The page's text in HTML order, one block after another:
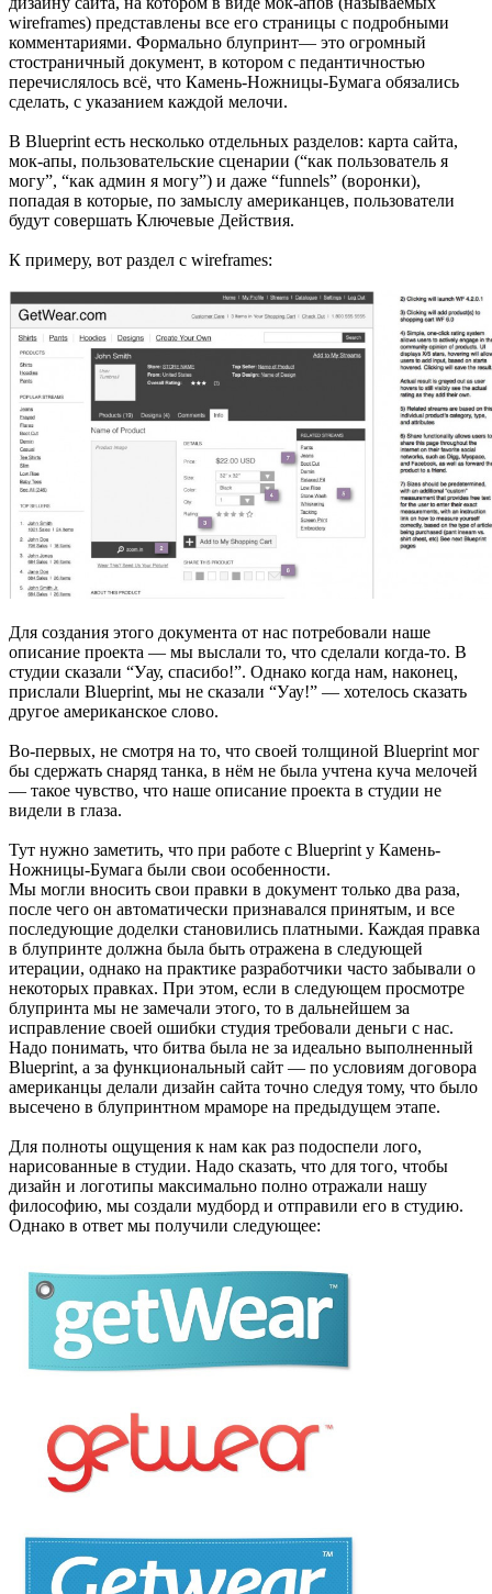
wireframes) представлены все его страницы с подробными
комментариями. Формально блупринт— это огромный
стостраничный документ, в котором с педантичностью
перечислялось всё, что Камень-Ножницы-Бумага обязались
сделать, с указанием каждой мелочи.
В Blueprint есть несколько отдельных разделов: карта сайта,
мок-апы, пользовательские сценарии (“как пользователь я
могу”, “как админ я могу”) и даже “funnels” (воронки),
попадая в которые, по замыслу американцев, пользователи
будут совершать Ключевые Действия.
К примеру, вот раздел с wireframes:
Для создания этого документа от нас потребовали наше
описание проекта — мы выслали то, что сделали когда-то. В
студии сказали “Уау, спасибо!”. Однако когда нам, наконец,
прислали Blueprint, мы не сказали “Уау!” — хотелось сказать
другое американское слово.
Во-первых, не смотря на то, что своей толщиной Blueprint мог
бы сдержать снаряд танка, в нём не была учтена куча мелочей
— такое чувство, что наше описание проекта в студии не
видели в глаза.
Тут нужно заметить, что при работе с Blueprint у Камень-
Ножницы-Бумага были свои особенности.
Мы могли вносить свои правки в документ только два раза,
после чего он автоматически признавался принятым, и все
последующие доделки становились платными. Каждая правка
в блупринте должна была быть отражена в следующей
итерации, однако на практике разработчики часто забывали о
некоторых правках. При этом, если в следующем просмотре
блупринта мы не замечали этого, то в дальнейшем за
исправление своей ошибки студия требовали деньги с нас.
Надо понимать, что битва была не за идеально выполненный
Blueprint, а за функциональный сайт — по условиям договора
американцы делали дизайн сайта точно следуя тому, что было
высечено в блупринтном мраморе на предыдущем этапе.
Для полноты ощущения к нам как раз подоспели лого,
нарисованные в студии. Надо сказать, что для того, чтобы
дизайн и логотипы максимально полно отражали нашу
философию, мы создали мудборд и отправили его в студию.
Однако в ответ мы получили следующее: